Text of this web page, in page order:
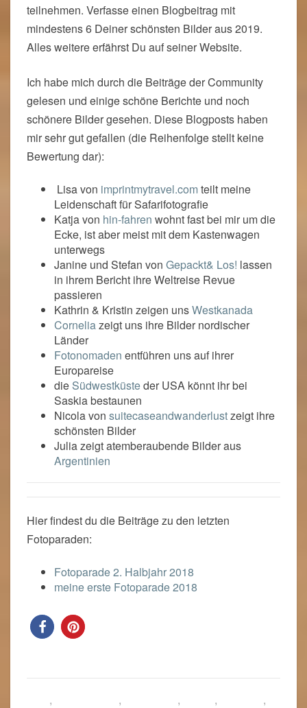
teilnehmen. Verfasse einen Blogbeitrag mit
mindestens 6 Deiner schönsten Bilder aus 2019.
Alles weitere erfährst Du auf seiner Website.
Ich habe mich durch die Beiträge der Community
gelesen und einige schöne Berichte und noch
schönere Bilder gesehen. Diese Blogposts haben
mir sehr gut gefallen (die Reihenfolge stellt keine
Bewertung dar):
Lisa von imprintmytravel.comteilt meine
Leidenschaft für Safarifotografie
Katja von hin-fahren wohnt fast bei mir um die
Ecke, ist aber meist mit dem Kastenwagen
unterwegs
Janine und Stefan von Gepackt& Los! lassen
in ihrem Bericht ihre Weltreise Revue
passieren
Kathrin & Kristin zeigen unsWestkanada
Corneliazeigt uns ihre Bilder nordischer
Länder
Fotonomaden entführen uns auf ihrer
Europareise
die Südwestküsteder USA könnt ihr bei
Saskia bestaunen
Nicola von suitecaseandwanderlustzeigt ihre
schönsten Bilder
Julia zeigt atemberaubende Bilder aus
Argentinien
Hier findest du die Beiträge zu den letzten
Fotoparaden:
Fotoparade 2. Halbjahr 2018
meine erste Fotoparade 2018
, , , ,
,